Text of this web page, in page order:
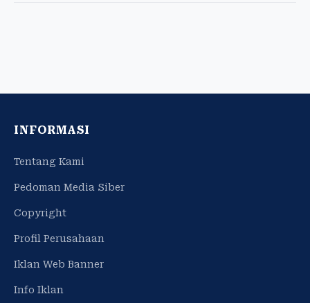
INFORMASI
Tentang Kami
Pedoman Media Siber
Copyright
Profil Perusahaan
Iklan Web Banner
Info Iklan